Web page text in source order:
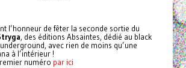
l’honneur de fêter la seconde sortie du
, des éditions Absaintes, dédié au black
avec rien de moins qu’une
à l’intérieur !
numéro par ici